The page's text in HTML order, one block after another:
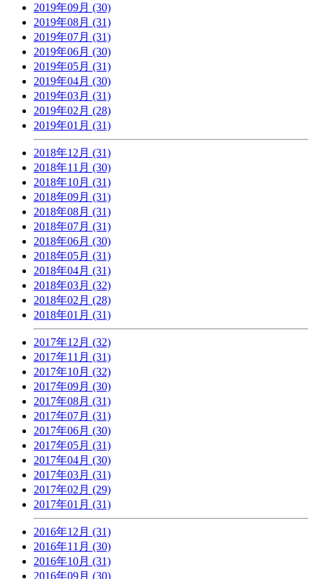
2019年09月 (30)
2019年08月 (31)
2019年07月 (31)
2019年06月 (30)
2019年05月 (31)
2019年04月 (30)
2019年03月 (31)
2019年02月 (28)
2019年01月 (31)
2018年12月 (31)
2018年11月 (30)
2018年10月 (31)
2018年09月 (31)
2018年08月 (31)
2018年07月 (31)
2018年06月 (30)
2018年05月 (31)
2018年04月 (31)
2018年03月 (32)
2018年02月 (28)
2018年01月 (31)
2017年12月 (32)
2017年11月 (31)
2017年10月 (32)
2017年09月 (30)
2017年08月 (31)
2017年07月 (31)
2017年06月 (30)
2017年05月 (31)
2017年04月 (30)
2017年03月 (31)
2017年02月 (29)
2017年01月 (31)
2016年12月 (31)
2016年11月 (30)
2016年10月 (31)
2016年09月 (30)